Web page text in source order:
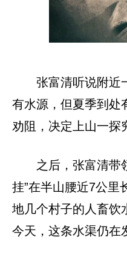
张富清听说附近
有水源，但夏季到处
劝阻，决定上山一探
之后，张富清带
挂”在半山腰近7公里
地几个村子的人畜饮
今天，这条水渠仍在